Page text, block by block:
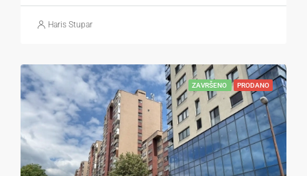
Haris Stupar
ZAVRŠENO PRODANO